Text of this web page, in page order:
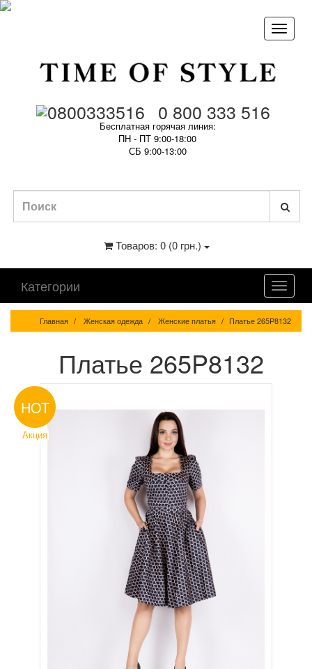
0 800 333 516
Бесплатная горячая линия:
ПН - ПТ 9:00-18:00
СБ 9:00-13:00
Товаров: 0 (0 грн.)
Категории
Главная Женская одежда Женские платья Платье 265P8132
Платье 265P8132
HOT
Акция